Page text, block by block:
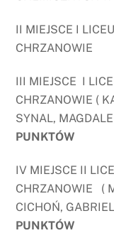
II MIEJSCE I
III MIEJSCE I
CHRZANOWIE (
SYNAL,
PUNKTÓW
IV MIEJSCE II
CHRZANOWIE (
CICHOŃ,
PUNKTÓW